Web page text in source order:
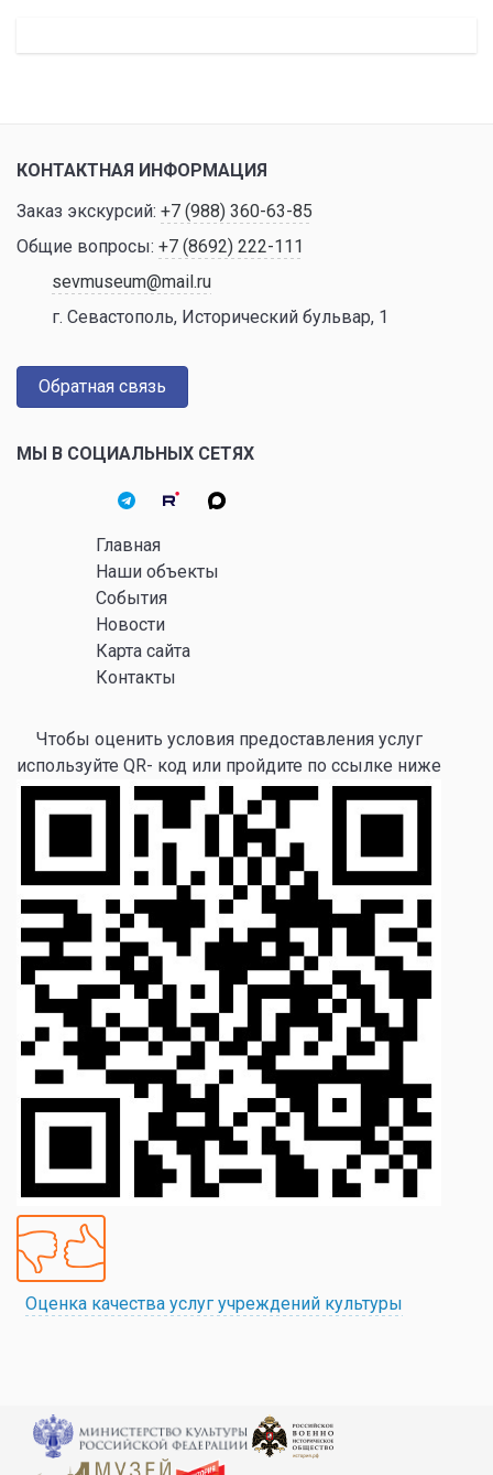
КОНТАКТНАЯ ИНФОРМАЦИЯ
Заказ экскурсий: +7 (988) 360-63-85
Общие вопросы: +7 (8692) 222-111
sevmuseum@mail.ru
г. Севастополь, Исторический бульвар, 1
Обратная связь
МЫ В СОЦИАЛЬНЫХ СЕТЯХ
Главная
Наши объекты
События
Новости
Карта сайта
Контакты
Чтобы оценить условия предоставления услуг
используйте QR- код или пройдите по ссылке ниже
Оценка качества услуг учреждений культуры